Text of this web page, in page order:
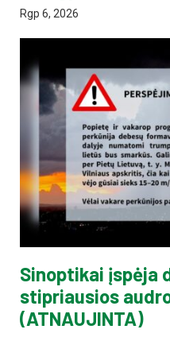
Rgp 6, 2026
Sinoptikai įspėja
stipriausios
(ATNAUJINTA)